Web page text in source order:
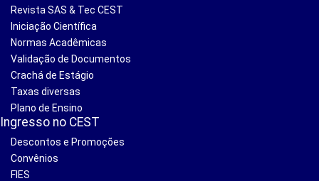
Revista SAS & Tec CEST
Iniciação Científica
Normas Acadêmicas
Validação de Documentos
Crachá de Estágio
Taxas diversas
Plano de Ensino
Ingresso no CEST
Descontos e Promoções
Convênios
FIES